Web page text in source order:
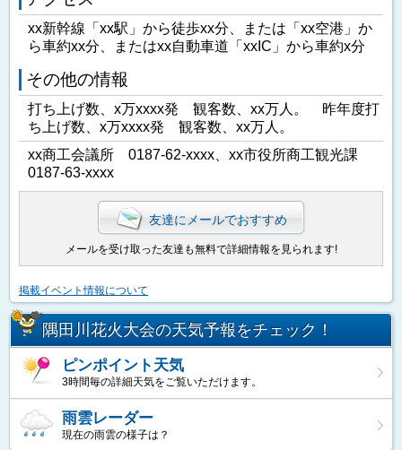
xx新幹線「xx駅」から徒歩xx分、または「xx空港」か
ら車約xx分、またはxx自動車道「xxIC」から車約x分
その他の情報
打ち上げ数、x万xxxx発 観客数、xx万人。 昨年度打
ち上げ数、x万xxxx発 観客数、xx万人。
xx商工会議所 0187-62-xxxx、xx市役所商工観光課
0187-63-xxxx
友達にメールでおすすめ
メールを受け取った友達も無料で詳細情報を見られます!
掲載イベント情報について
隅田川花火大会の天気予報をチェック！
ピンポイント天気
3時間毎の詳細天気をご覧いただけます。
雨雲レーダー
現在の雨雲の様子は？